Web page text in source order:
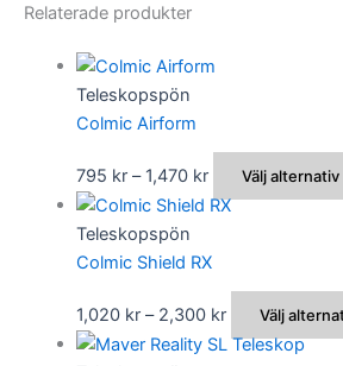
Relaterade produkter
Teleskopspön
Colmic Airform
795 kr – 1,470 krPrisintervall:
795 kr
1,470 kr
Välj alternativ
Teleskopspön
Colmic Shield RX
1,020 kr – 2,300 krPrisintervall:
1,020 kr
Välj